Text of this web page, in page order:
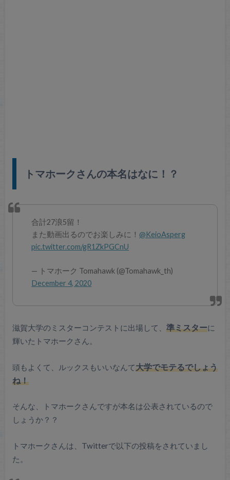
トマホークさんの本名はなに！？
合計27浪5留！
また動画出るのでお楽しみに！ @KeioAsperg
pic.twitter.com/gR1ZkPGCnU
— トマホーク Tomahawk (@Tomahawk_th)
December 4, 2020
滋賀大学のミスターコンテストに出場して、 準ミスターに
輝いたトマホークさん。
頭もよくて、ルックスもいいなんて大学でモテるでしょう
ね！
そんな、トマホークさんですが本名は公表されているので
しょうか？？
トマホークさんは、Twitterで以下の投稿をされていまし
た。